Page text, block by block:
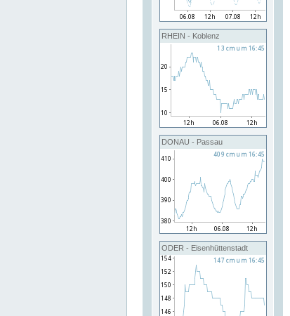
RHEIN - Koblenz
DONAU - Passau
ODER - Eisenhüttenstadt